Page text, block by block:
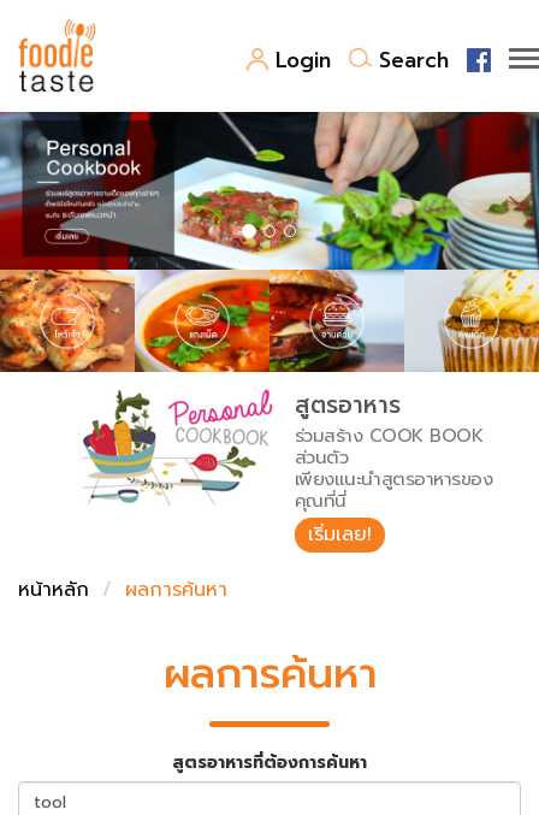
Login Search
สูตรอาหาร
สูตรอาหารล่าสุด
Top Foodie
พาไปชิม
สารพันก้นครัว
เคล็ดลับน่ารู้
เปรียบเทียบหน่วยการตวง
เปรียบเทียบอุณหภูมิ
เปรียบเทียบน้ำหนักวัตถุดิบ
FoodPedia
สร้าง Cookbook
สูตรอาหาร
ร่วมสร้าง COOK BOOK
ส่วนตัว
เพียงแนะนำสูตรอาหารของ
คุณที่นี่
เริ่มเลย!
หน้าหลัก
ผลการค้นหา
ผลการค้นหา
สูตรอาหารที่ต้องการค้นหา